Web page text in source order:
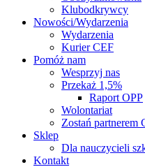
Klubodkrywcy
Nowości/Wydarzenia
Wydarzenia
Kurier CEF
Pomóż nam
Wesprzyj nas
Przekaż 1,5%
Raport OPP
Wolontariat
Zostań partnerem
Sklep
Dla nauczycieli
Kontakt